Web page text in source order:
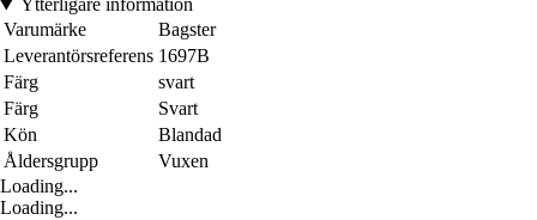
Ytterligare information
Varumärke
Bagster
Leverantörsreferens 1697B
Färg
svart
Färg
Svart
Kön
Blandad
Åldersgrupp
Vuxen
Loading...
Loading...